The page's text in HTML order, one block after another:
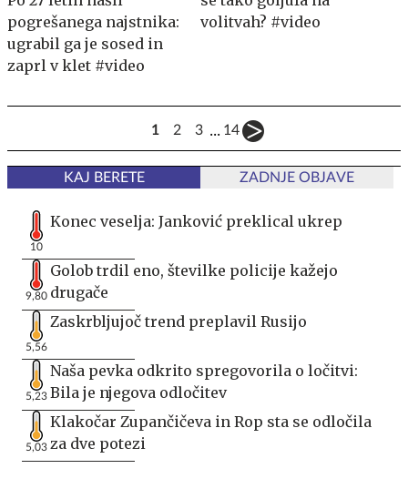
pogrešanega najstnika:
ugrabil ga je sosed in
zaprl v klet #video
volitvah? #video
1 2 3 ... 14
KAJ BERETE ZADNJE OBJAVE
10
Konec veselja: Janković preklical ukrep
9,80
Golob trdil eno, številke policije kažejo
drugače
5,56
Zaskrbljujoč trend preplavil Rusijo
5,23
Naša pevka odkrito spregovorila o ločitvi:
Bila je njegova odločitev
5,03
Klakočar Zupančičeva in Rop sta se odločila
za dve potezi